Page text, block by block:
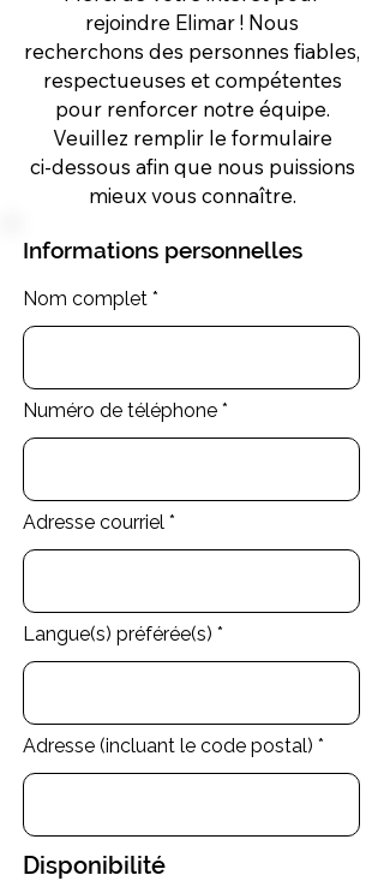
rejoindre Elimar ! Nous
recherchons des personnes fiables,
respectueuses et compétentes
pour renforcer notre équipe.
Veuillez remplir le formulaire
ci-dessous afin que nous puissions
mieux vous connaître.
Informations personnelles
Nom complet
Numéro de téléphone
Adresse courriel
Langue(s) préférée(s)
Adresse (incluant le code postal)
Disponibilité